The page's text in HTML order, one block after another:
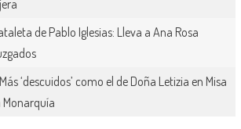
de Pablo Iglesias: Lleva a Ana Rosa
Más ‘descuidos’ como el de Doña Letizia en Misa